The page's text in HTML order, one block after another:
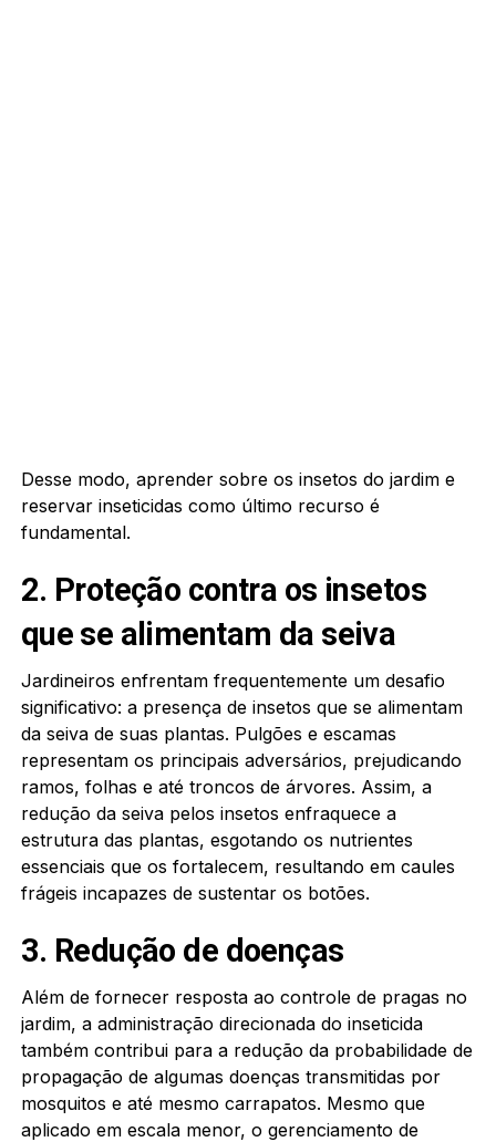
Desse modo, aprender sobre os insetos do jardim e
reservar inseticidas como último recurso é
fundamental.
2. Proteção contra os insetos
que se alimentam da seiva
Jardineiros enfrentam frequentemente um desafio
significativo: a presença de insetos que se alimentam
da seiva de suas plantas. Pulgões e escamas
representam os principais adversários, prejudicando
ramos, folhas e até troncos de árvores. Assim, a
redução da seiva pelos insetos enfraquece a
estrutura das plantas, esgotando os nutrientes
essenciais que os fortalecem, resultando em caules
frágeis incapazes de sustentar os botões.
3. Redução de doenças
Além de fornecer resposta ao controle de pragas no
jardim, a administração direcionada do inseticida
também contribui para a redução da probabilidade de
propagação de algumas doenças transmitidas por
mosquitos e até mesmo carrapatos. Mesmo que
aplicado em escala menor, o gerenciamento de